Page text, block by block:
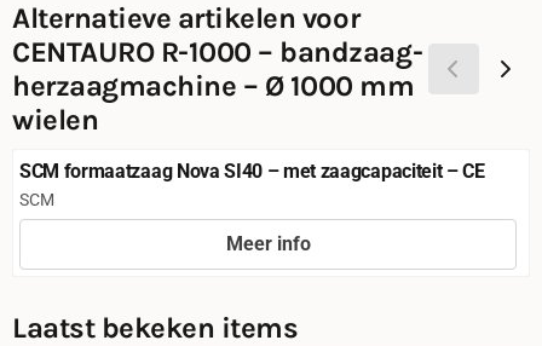
Alternatieve artikelen voor
CENTAURO R-1000 – bandzaag-
herzaagmachine – Ø 1000 mm
wielen
SCM formaatzaag Nova SI40 – met zaagcapaciteit – CE
Merk:
SCM
Meer info
Laatst bekeken items